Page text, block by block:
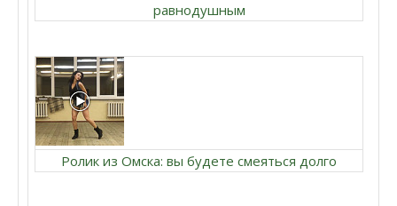
равнодушным
Ролик из Омска: вы будете смеяться долго